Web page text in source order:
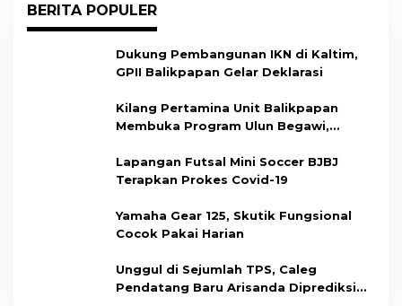
BERITA POPULER
Dukung Pembangunan IKN di Kaltim,
GPII Balikpapan Gelar Deklarasi
Kilang Pertamina Unit Balikpapan
Membuka Program Ulun Begawi,
Lapangan Futsal Mini Soccer BJBJ
Terapkan Prokes Covid-19
Yamaha Gear 125, Skutik Fungsional
Cocok Pakai Harian
Unggul di Sejumlah TPS, Caleg
Pendatang Baru Arisanda Diprediksi